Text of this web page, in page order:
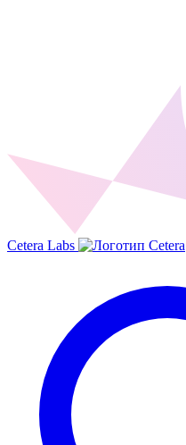
Cetera Labs